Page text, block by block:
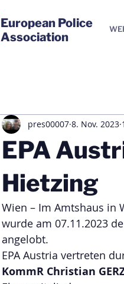
European Police
Association
EPA
Hietzing
pres00007 8. Nov. 2023
Wien – Im Amtshaus in
wurde am 07.11.2023
angelobt.
EPA Austria vertreten
KommR Christian